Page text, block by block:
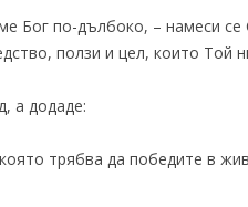
Бог по-дълбоко, – намеси
ползи и цел, които Той
а додаде:
трябва да победите в